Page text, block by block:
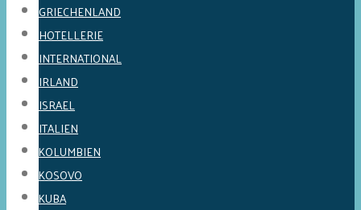
GRIECHENLAND
HOTELLERIE
INTERNATIONAL
IRLAND
ISRAEL
ITALIEN
KOLUMBIEN
KOSOVO
KUBA